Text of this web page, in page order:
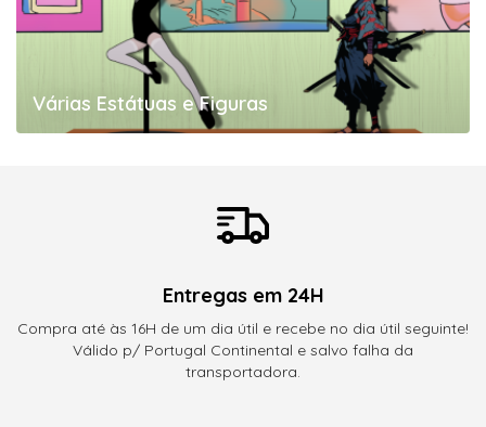
Várias Estátuas e Figuras
Entregas em 24H
Compra até às 16H de um dia útil e recebe no dia útil seguinte!
Válido p/ Portugal Continental e salvo falha da
transportadora.